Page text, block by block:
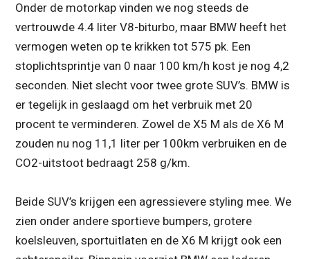
Onder de motorkap vinden we nog steeds de
vertrouwde 4.4 liter V8-biturbo, maar BMW heeft het
vermogen weten op te krikken tot 575 pk. Een
stoplichtsprintje van 0 naar 100 km/h kost je nog 4,2
seconden. Niet slecht voor twee grote SUV’s. BMW is
er tegelijk in geslaagd om het verbruik met 20
procent te verminderen. Zowel de X5 M als de X6 M
zouden nu nog 11,1 liter per 100km verbruiken en de
CO2-uitstoot bedraagt 258 g/km.
Beide SUV’s krijgen een agressievere styling mee. We
zien onder andere sportieve bumpers, grotere
koelsleuven, sportuitlaten en de X6 M krijgt ook een